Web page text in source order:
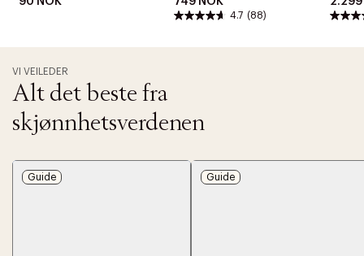
skin replenishing essence
90 ML
4.7 (88)
0 50
VI VEILEDER
Alt det beste fra
skjønnhetsverdenen
Guide Guide